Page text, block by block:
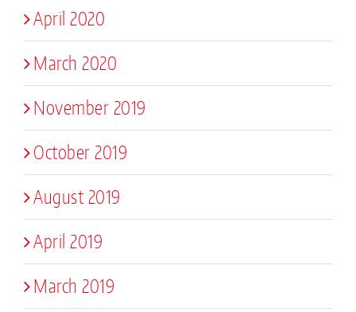
April 2020
March 2020
November 2019
October 2019
August 2019
April 2019
March 2019